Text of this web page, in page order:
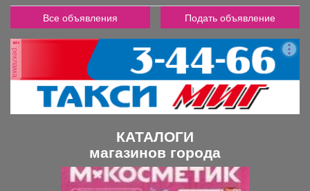
Все объявления Подать объявление
реклама
КАТАЛОГИ
магазинов города